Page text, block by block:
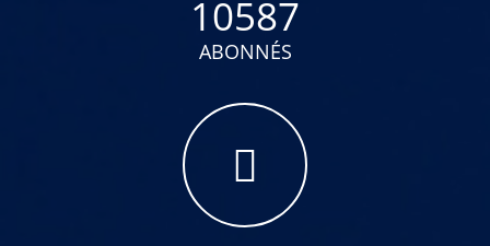
10587
ABONNÉS